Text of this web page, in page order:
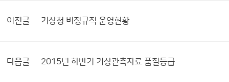
이전글 기상청 비정규직 운영현황
다음글 2015년 하반기 기상관측자료 품질등급